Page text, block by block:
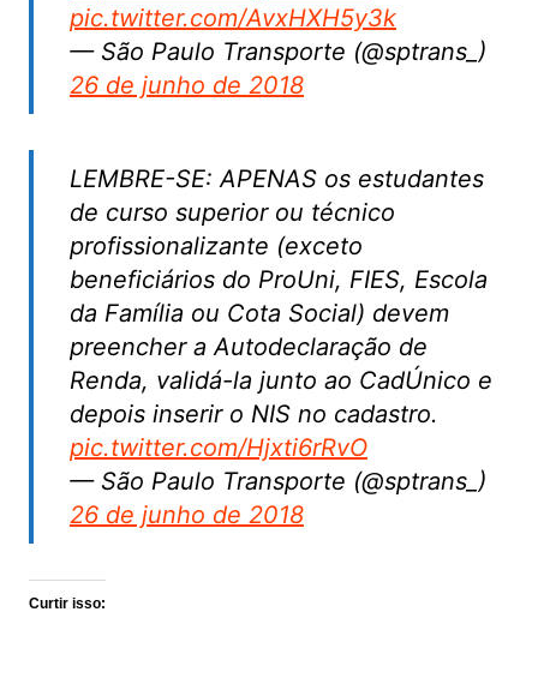
pic.twitter.com/AvxHXH5y3k
— São Paulo Transporte (@sptrans_)
26 de junho de 2018
LEMBRE-SE: APENAS os estudantes
de curso superior ou técnico
profissionalizante (exceto
beneficiários do ProUni, FIES, Escola
da Família ou Cota Social) devem
preencher a Autodeclaração de
Renda, validá-la junto ao CadÚnico e
depois inserir o NIS no cadastro.
pic.twitter.com/Hjxti6rRvO
— São Paulo Transporte (@sptrans_)
26 de junho de 2018
Curtir isso: